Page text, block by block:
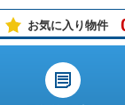
お気に入り物件